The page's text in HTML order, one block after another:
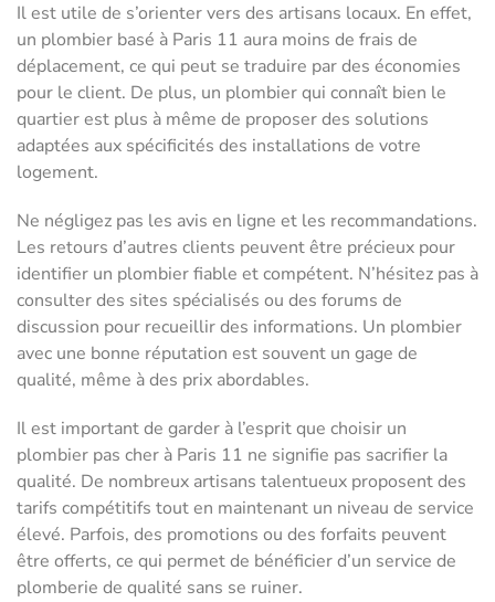
Il est utile de s’orienter vers des artisans locaux. En effet,
un plombier basé à Paris 11 aura moins de frais de
déplacement, ce qui peut se traduire par des économies
pour le client. De plus, un plombier qui connaît bien le
quartier est plus à même de proposer des solutions
adaptées aux spécificités des installations de votre
logement.
Ne négligez pas les avis en ligne et les recommandations.
Les retours d’autres clients peuvent être précieux pour
identifier un plombier fiable et compétent. N’hésitez pas à
consulter des sites spécialisés ou des forums de
discussion pour recueillir des informations. Un plombier
avec une bonne réputation est souvent un gage de
qualité, même à des prix abordables.
Il est important de garder à l’esprit que choisir un
plombier pas cher à Paris 11 ne signifie pas sacrifier la
qualité. De nombreux artisans talentueux proposent des
tarifs compétitifs tout en maintenant un niveau de service
élevé. Parfois, des promotions ou des forfaits peuvent
être offerts, ce qui permet de bénéficier d’un service de
plomberie de qualité sans se ruiner.